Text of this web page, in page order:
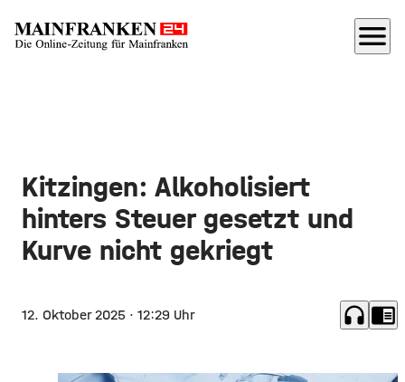
menu
Kitzingen: Alkoholisiert
hinters Steuer gesetzt und
Kurve nicht gekriegt
12. Oktober 2025 · 12:29 Uhr headphones chrome_reader_mode